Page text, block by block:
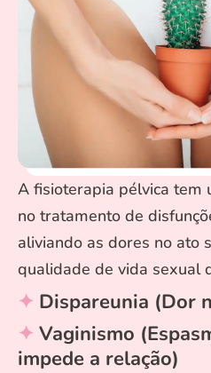
A fisioterapia pélvica tem
no tratamento de
aliviando as dores no ato
qualidade de vida sexual
✦ Dispareunia (Dor
✦ Vaginismo (Espasmo muscular que
impede a relação)